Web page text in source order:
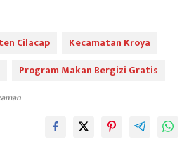
Cilacap
Kecamatan Kroya
Program Makan Bergizi Gratis